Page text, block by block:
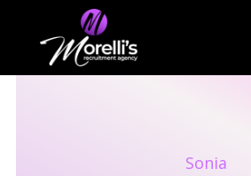
Sonia